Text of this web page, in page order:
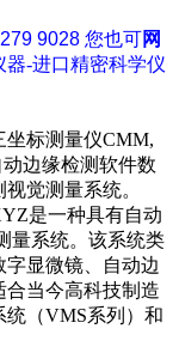
9028 您也可网
器-进口精密科学仪
坐标测量仪CMM,
动边缘检测软件数
觉测量系统。
是一种具有自动
量系统。该系统类
显微镜、自动边
当今高科技制造
统（VMS系列）和